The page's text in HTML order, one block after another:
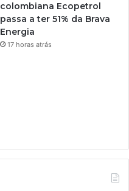
colombiana Ecopetrol
passa a ter 51% da Brava
Energia
17 horas atrás